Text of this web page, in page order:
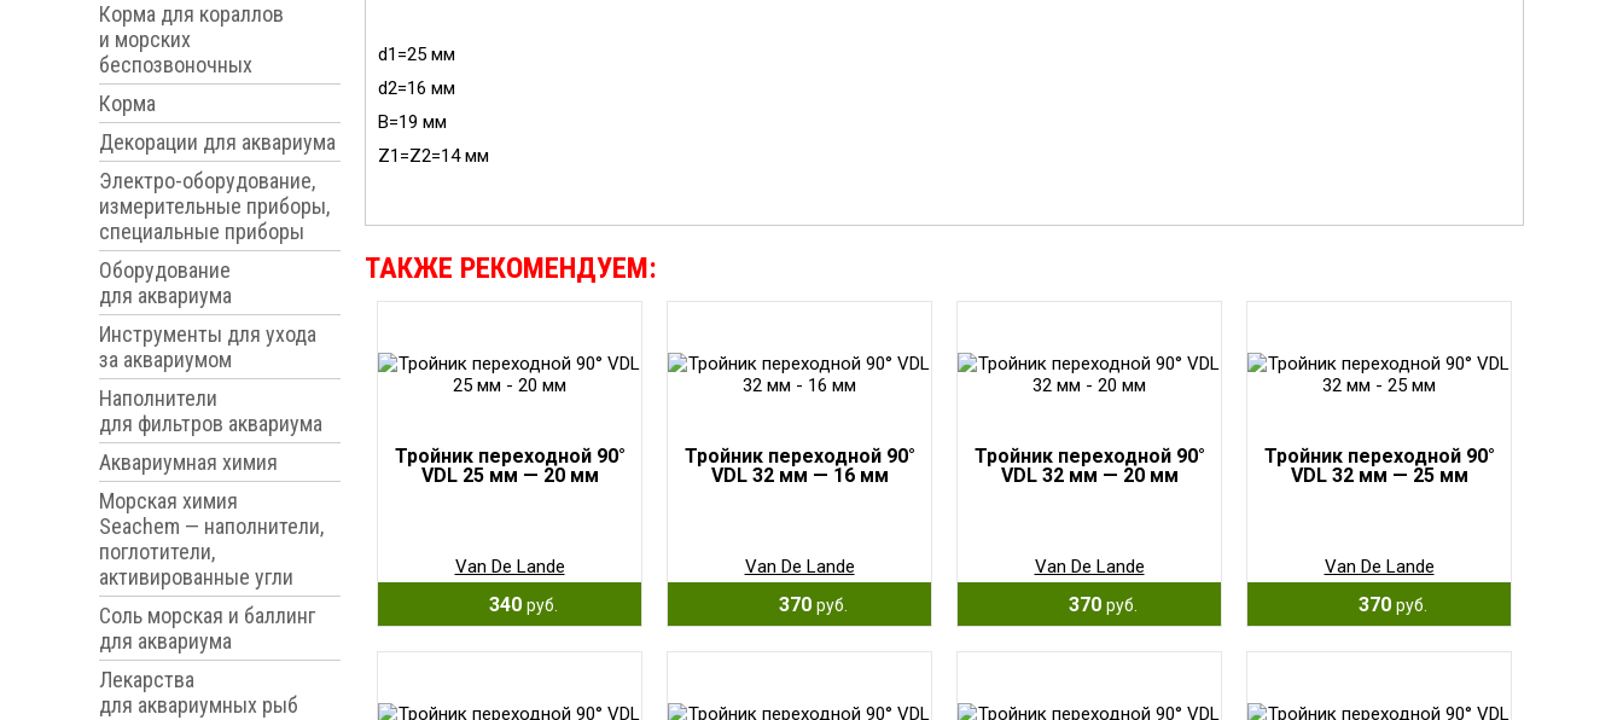
Корма для кораллов
и морских
беспозвоночных
Корма
Декорации для аквариума
Электро-оборудование,
измерительные приборы,
специальные приборы
Оборудование
для аквариума
Инструменты для ухода
за аквариумом
Наполнители
для фильтров аквариума
Аквариумная химия
Морская химия
Seachem — наполнители,
поглотители,
активированные угли
Соль морская и баллинг
для аквариума
Лекарства
для аквариумных рыб
d1=25 мм
d2=16 мм
В=19 мм
Z1=Z2=14 мм
ТАКЖЕ РЕКОМЕНДУЕМ:
Тройник переходной 90°
VDL 25 мм — 20 мм
Van De Lande
340 руб.
Тройник переходной 90°
VDL 32 мм — 16 мм
Van De Lande
370 руб.
Тройник переходной 90°
VDL 32 мм — 20 мм
Van De Lande
370 руб.
Тройник переходной 90°
VDL 32 мм — 25 мм
Van De Lande
370 руб.